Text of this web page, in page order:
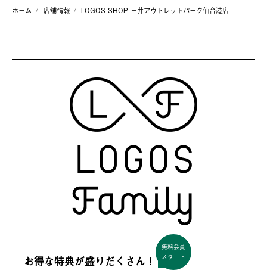
ホーム 店舗情報 LOGOS SHOP 三井アウトレットパーク仙台港店
お得な特典が盛りだくさん！
無料会員
スタート